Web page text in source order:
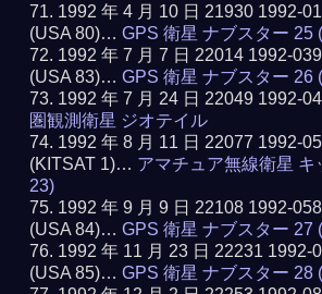
1992 年 4 月 10 日 21930 1992-
(USA 80)…GPS 衛星 ナブスター 25
1992 年 7 月 7 日 22014 1992-
(USA 83)…GPS 衛星 ナブスター 26
1992 年 7 月 24 日 22049 1992-
圏観測衛星 ジオテイル
1992 年 8 月 11 日 22077 1992-
(KITSAT 1)… アマチュア無線衛星 キ
23)
1992 年 9 月 9 日 22108 1992-
(USA 84)…GPS 衛星 ナブスター 27
1992 年 11 月 23 日 22231 1992-
(USA 85)…GPS 衛星 ナブスター 28